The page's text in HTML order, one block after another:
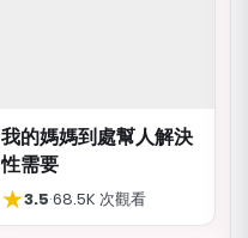
我的媽媽到處幫人解決
性需要
★3.5·68.5K 次觀看